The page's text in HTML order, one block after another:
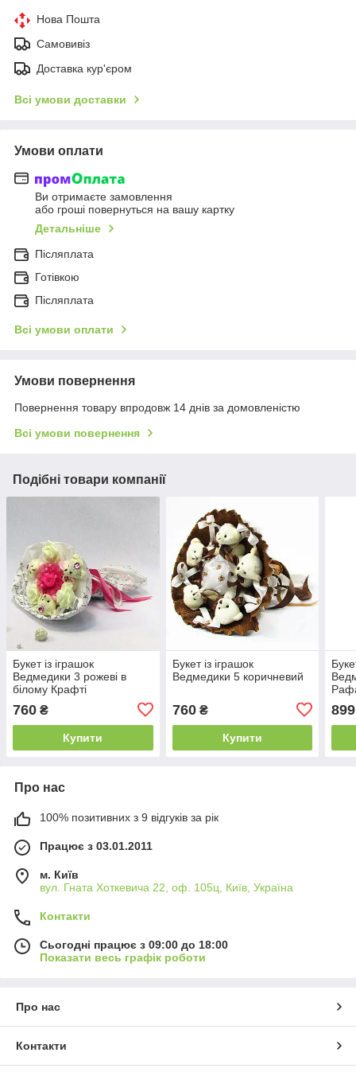
Нова Пошта
Самовивіз
Доставка кур'єром
Всі умови доставки
Умови оплати
Ви отримаєте замовлення
або гроші повернуться на вашу картку
Детальніше
Післяплата
Готівкою
Післяплата
Всі умови оплати
Умови повернення
Повернення товару впродовж 14 днів за домовленістю
Всі умови повернення
Подібні товари компанії
Букет із іграшок
Ведмедики 3 рожеві в
білому Крафті
760 ₴
Купити
Букет із іграшок
Ведмедики 5 коричневий
760₴
Купити
899
Про нас
100% позитивних з 9 відгуків за рік
Працює з 03.01.2011
м. Київ
вул. Гната Хоткевича 22, оф. 105ц, Київ, Україна
Контакти
Сьогодні працює з 09:00 до 18:00
Показати весь графік роботи
Про нас
Контакти